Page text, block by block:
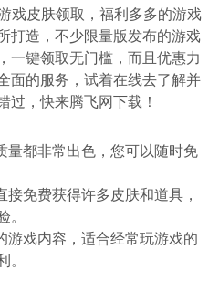
戏皮肤领取，福利多多的游戏
打造，不少限量版发布的游戏
一键领取无门槛，而且优惠力
面的服务，试着在线去了解并
过，快来腾飞网下载！
量都非常出色，您可以随时免
免费获得许多皮肤和道具，
。
游戏内容，适合经常玩游戏的
。